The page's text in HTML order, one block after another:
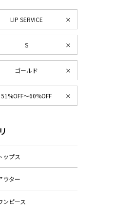
LIP SERVICE
S
ゴールド
51%OFF～60%OFF
ップス
ウター
ンピース